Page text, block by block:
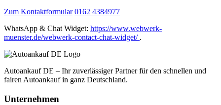
Zum Kontaktformular 0162 4384977
WhatsApp & Chat Widget: https://www.webwerk-
muenster.de/webwerk-contact-chat-widget/ .
Autoankauf DE – Ihr zuverlässiger Partner für den schnellen und
fairen Autoankauf in ganz Deutschland.
Unternehmen